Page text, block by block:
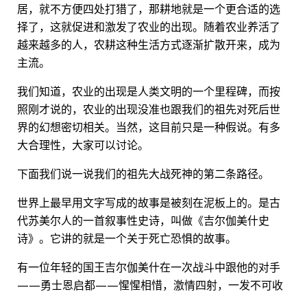
居，就不方便四处打猎了，那耕地就是一个更合适的选
择了，这就促进和激发了农业的出现。随着农业养活了
越来越多的人，农耕这种生活方式逐渐扩散开来，成为
主流。
我们知道，农业的出现是人类文明的一个里程碑，而按
照刚才说的，农业的出现没准也跟我们的祖先对死后世
界的幻想密切相关。当然，这目前只是一种假说。有多
大合理性，大家可以讨论。
下面我们说一说我们的祖先大战死神的第二条路径。
世界上最早用文字写成的故事是被刻在泥板上的。是古
代苏美尔人的一首叙事性史诗，叫做《吉尔伽美什史
诗》。它讲的就是一个关于死亡恐惧的故事。
有一位年轻的国王吉尔伽美什在一次战斗中跟他的对手
——勇士恩启都——惺惺相惜，激情四射，一发不可收